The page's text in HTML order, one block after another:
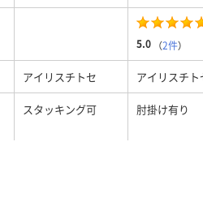
5.0 （2件）
アイリスチトセ アイリスチト
スタッキング可 肘掛け有り